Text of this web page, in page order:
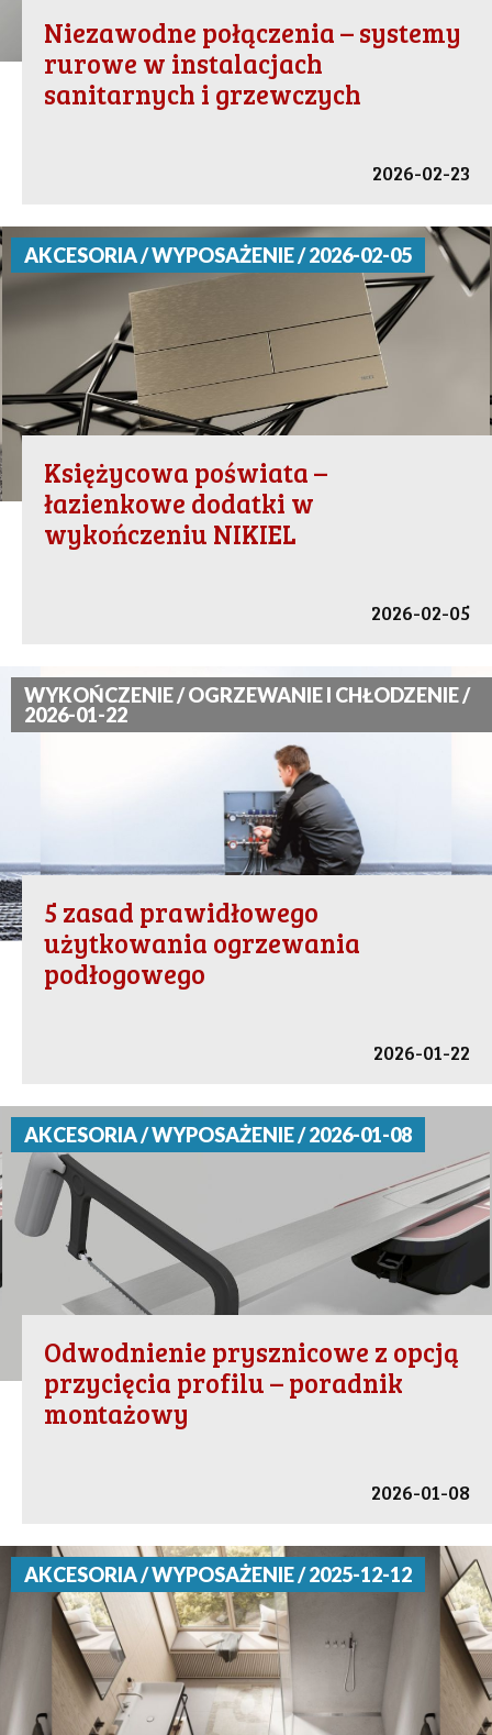
Niezawodne połączenia – systemy
rurowe w instalacjach
sanitarnych i grzewczych
2026-02-23
AKCESORIA / WYPOSAŻENIE / 2026-02-05
Księżycowa poświata –
łazienkowe dodatki w
wykończeniu NIKIEL
2026-02-05
WYKOŃCZENIE / OGRZEWANIE I CHŁODZENIE /
2026-01-22
5 zasad prawidłowego
użytkowania ogrzewania
podłogowego
2026-01-22
AKCESORIA / WYPOSAŻENIE / 2026-01-08
Odwodnienie prysznicowe z opcją
przycięcia profilu – poradnik
montażowy
2026-01-08
AKCESORIA / WYPOSAŻENIE / 2025-12-12